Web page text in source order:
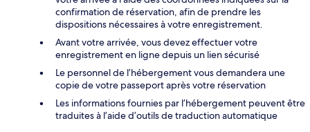
confirmation de réservation, afin de prendre les
dispositions nécessaires à votre enregistrement.
Avant votre arrivée, vous devez effectuer votre
enregistrement en ligne depuis un lien sécurisé
Le personnel de l’hébergement vous demandera une
copie de votre passeport après votre réservation
Les informations fournies par l’hébergement peuvent être
traduites à l’aide d’outils de traduction automatique